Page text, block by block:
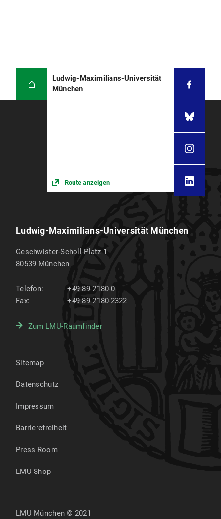
Ludwig-Maximilians-Universität
München
Route anzeigen
Ludwig-Maximilians-Universität München
Geschwister-Scholl-Platz 1
80539 München
Telefon:
+49 89 2180-0
Fax:
+49 89 2180-2322
Zum LMU-Raumfinder
Sitemap
Datenschutz
Impressum
Barrierefreiheit
Press Room
LMU-Shop
LMU München © 2021